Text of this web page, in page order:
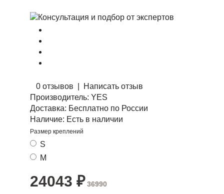
0 отзывов
Написать отзыв
Производитель: YES
Доставка: Бесплатно по России
Наличие: Есть в наличии
Размер креплений
S
M
24043 ₽ 36990